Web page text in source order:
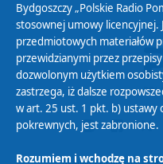
Bydgoszczy „Polskie Radio
stosownej umowy licencyjnej.
przedmiotowych materiałów
przewidzianymi przez
dozwolonym użytkiem
zastrzega, iż dalsze
w art. 25 ust. 1 pkt. b) ustawy
pokrewnych, jest zabronione.
Rozumiem i wchodzę na